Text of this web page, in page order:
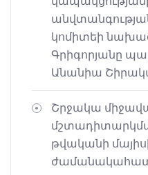
կոմիտեի
Գրիգորյանը
Անանիա
Շրջակա
թվականի